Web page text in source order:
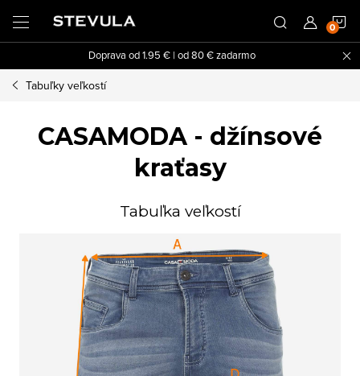
obsah
Doprava od 1.95 € | od 80 € zadarmo
Tabuľky veľkostí
CASAMODA - džínsové
kraťasy
Tabuľka veľkostí